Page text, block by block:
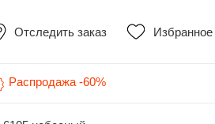
Отследить заказ Избранное
Распродажа -60%